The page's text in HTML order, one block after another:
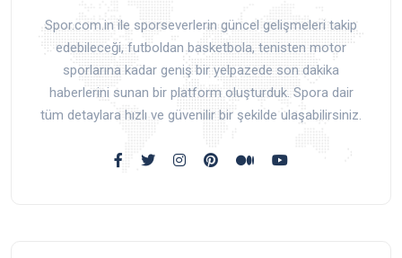
Spor.com.in ile sporseverlerin güncel gelişmeleri takip
edebileceği, futboldan basketbola, tenisten motor
sporlarına kadar geniş bir yelpazede son dakika
haberlerini sunan bir platform oluşturduk. Spora dair
tüm detaylara hızlı ve güvenilir bir şekilde ulaşabilirsiniz.